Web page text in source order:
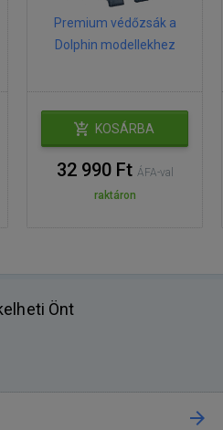
Premium védőzsák a
Dolphin modellekhez
KOSÁRBA
32 990 Ft ÁFA-val
raktáron
Önt